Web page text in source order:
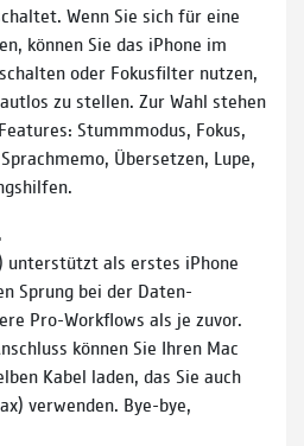
Wenn Sie sich für eine
können Sie das iPhone im
oder Fokusfilter nutzen,
zu stellen. Zur Wahl stehen
Stummmodus, Fokus,
Übersetzen, Lupe,
unterstützt als erstes iPhone
Sprung bei der Daten­
Pro-Workflows als je zuvor.
können Sie Ihren Mac
Kabel laden, das Sie auch
verwenden. Bye-bye,